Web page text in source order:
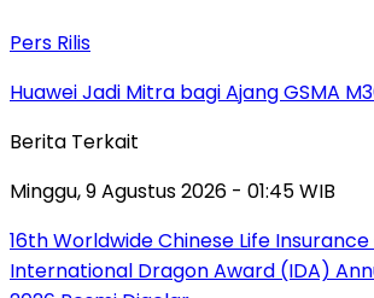
Pers Rilis
Huawei Jadi Mitra bagi Ajang GSMA
Berita Terkait
Minggu, 9 Agustus 2026 - 01:45 WIB
16th Worldwide Chinese Life
International Dragon Award (IDA)